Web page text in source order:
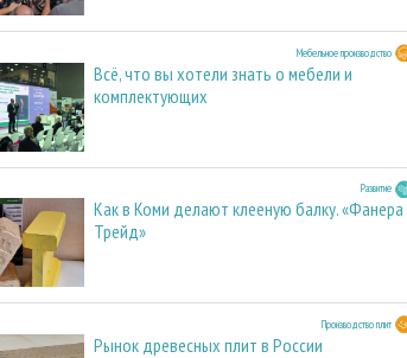
Мебельное производство
Всё, что вы хотели знать о мебели и
комплектующих
Развитие
Как в Коми делают клееную балку. «Фанера
Трейд»
Производство плит
Рынок древесных плит в России